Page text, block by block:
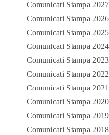
Comunicati Stampa 2027
Comunicati Stampa 2026
Comunicati Stampa 2025
Comunicati Stampa 2024
Comunicati Stampa 2023
Comunicati Stampa 2022
Comunicati Stampa 2021
Comunicati Stampa 2020
Comunicati Stampa 2019
Comunicati Stampa 2018